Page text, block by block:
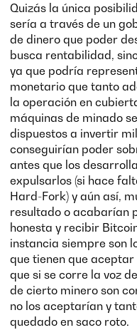
Quizás la única
sería a través de un
de dinero que poder
busca rentabilidad,
ya que podría
monetario que tanto
la operación en
máquinas de minado
dispuestos a invertir
conseguirían poder
antes que los
expulsarlos (si hace
Hard-Fork) y aún así,
resultado o acabarían
honesta y recibir
instancia siempre son
que tienen que aceptar
que si se corre la voz
de cierto minero son
no los aceptarían y
quedado en saco roto.